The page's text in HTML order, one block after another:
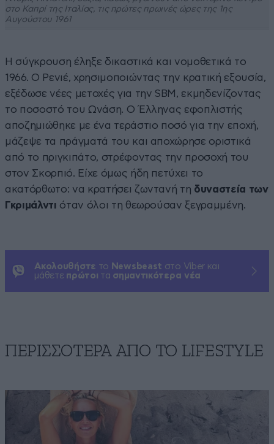
στο Καπρί της Ιταλίας, τις πρώτες πρωινές ώρες της 1ης
Αυγούστου 1961
Η σύγκρουση έληξε δικαστικά και νομοθετικά το
1966. Ο Ρενιέ, χρησιμοποιώντας την κρατική εξουσία,
εξέδωσε νέες μετοχές για την SBM, εκμηδενίζοντας
το ποσοστό του Ωνάση. Ο Έλληνας εφοπλιστής
αποζημιώθηκε με ένα τεράστιο ποσό για την εποχή,
μάζεψε τα πράγματά του και αποχώρησε οριστικά
από το πριγκιπάτο, στρέφοντας την προσοχή του
στον Σκορπιό. Είχε όμως ήδη πετύχει το
ακατόρθωτο: να κρατήσει ζωντανή τη δυναστεία των
Γκριμάλντι όταν όλοι τη θεωρούσαν ξεγραμμένη.
Ακολουθήστε το Newsbeast στο Viber και
μάθετε πρώτοι τα σημαντικότερα νέα
ΠΕΡΙΣΣΟΤΕΡΑ ΑΠΟ ΤΟ LIFESTYLE